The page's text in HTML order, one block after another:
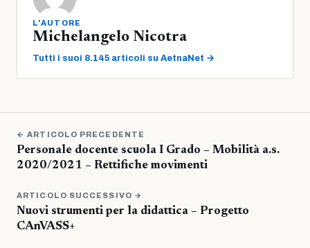
L'AUTORE
Michelangelo Nicotra
Tutti i suoi 8.145 articoli su AetnaNet →
← ARTICOLO PRECEDENTE
Personale docente scuola I Grado – Mobilità a.s.
2020/2021 – Rettifiche movimenti
ARTICOLO SUCCESSIVO →
Nuovi strumenti per la didattica – Progetto
CAnVASS+